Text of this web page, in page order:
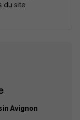
du site
Avignon